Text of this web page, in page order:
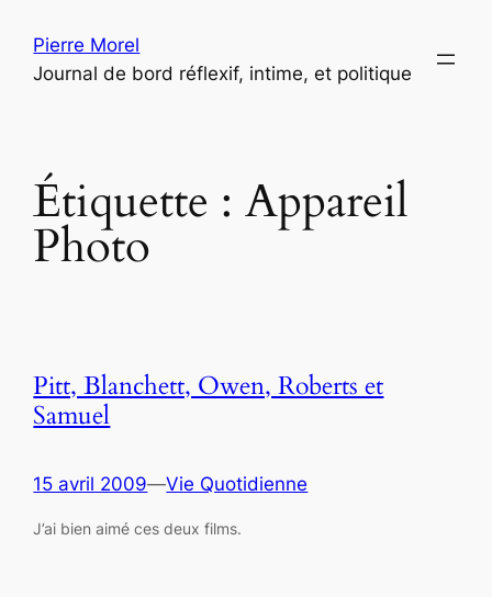
contenu
Pierre Morel
Journal de bord réflexif, intime, et politique
Étiquette :Appareil
Photo
Pitt, Blanchett, Owen, Roberts et
Samuel
15 avril 2009—Vie Quotidienne
J’ai bien aimé ces deux films.